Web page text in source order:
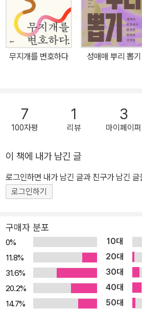
집중적으로 단속되고 처벌받는 쪽은 성판
로 분류되지 않는 사람은 ‘자발적으로’ 성
받아야 한다는 법논리는 여러 가지 문제를
성산업에 종사하는지, 그들의 사회적 조건
가 얼마나 구분하기 어려운지 살피지 않은
매매 여성을 처벌하는 사회에 던지는 페미
매매 현장에서 여성들을 돕고 있는 반성매
동가, 연구자 들과 머리를 맞댄 끝에 ‘한국
벌’이야말로 성구매 행위를 근절하고 성산
고 입을 모은다. 우리 사회가 성매매 여성
첨단화되어 가는 성산업은 법의 틈바구니
을 용감하게 제시하는 이 책은, 여성에 대
하고 평등과 정의를 바라는 독자들에게 새
현주소에서 길어낸 문제의식 한국의 성산업은 다양한 신종·변종업소
가 온라인과 오프라인을 넘나들며 번성하
여성의 몸을 거래하는 글로벌한 시장으로
현장을 바삐 오가며 여성들을 지원해온 반
무지개를 변호하다 성매매 뿌리 뽑기
7
100자평
1
리뷰
3
마이페이퍼
이 책에 내가 남긴 글
로그인하면 내가 남긴 글과 친구가 남긴
로그인하기
구매자 분포
0% 10대
11.8%
20대
31.6%
30대
20.2%
40대
14.7%
50대